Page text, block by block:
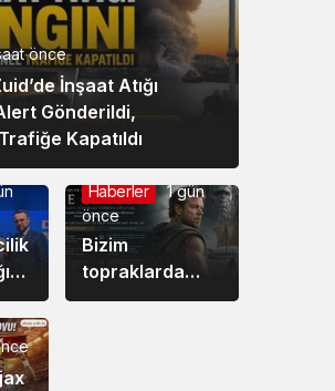
Kaydı Zorunlu
Oluyor
önce
İnşaat Atığı
Gönderildi,
Kapatıldı
Haberler
1 gün
önce
Bizim
topraklarda
2.700 yıl önce